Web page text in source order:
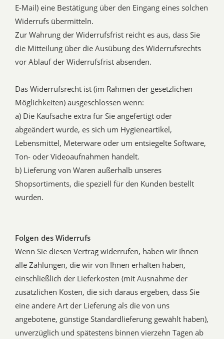
E-Mail) eine Bestätigung über den Eingang eines solchen
Widerrufs übermitteln.
Zur Wahrung der Widerrufsfrist reicht es aus, dass Sie
die Mitteilung über die Ausübung des Widerrufsrechts
vor Ablauf der Widerrufsfrist absenden.
Das Widerrufsrecht ist (im Rahmen der gesetzlichen
Möglichkeiten) ausgeschlossen wenn:
a) Die Kaufsache extra für Sie angefertigt oder
abgeändert wurde, es sich um Hygieneartikel,
Lebensmittel, Meterware oder um entsiegelte Software,
Ton- oder Videoaufnahmen handelt.
b) Lieferung von Waren außerhalb unseres
Shopsortiments, die speziell für den Kunden bestellt
wurden.
Folgen des Widerrufs
Wenn Sie diesen Vertrag widerrufen, haben wir Ihnen
alle Zahlungen, die wir von Ihnen erhalten haben,
einschließlich der Lieferkosten (mit Ausnahme der
zusätzlichen Kosten, die sich daraus ergeben, dass Sie
eine andere Art der Lieferung als die von uns
angebotene, günstige Standardlieferung gewählt haben),
unverzüglich und spätestens binnen vierzehn Tagen ab